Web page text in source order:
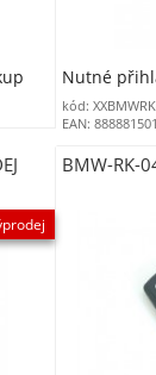
Nutné
kód:
EAN:
BMW-RK-